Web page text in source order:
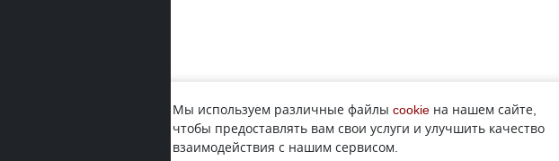
Мы используем различные файлы cookie на нашем сайте,
чтобы предоставлять вам свои услуги и улучшить качество
взаимодействия с нашим сервисом.